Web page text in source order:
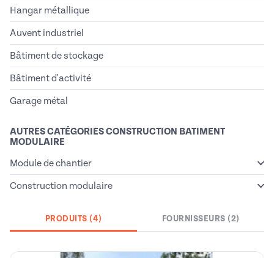
Hangar métallique
Auvent industriel
Bâtiment de stockage
Bâtiment d'activité
Garage métal
AUTRES CATÉGORIES CONSTRUCTION BATIMENT
MODULAIRE
Module de chantier
Construction modulaire
PRODUITS (4) FOURNISSEURS (2)